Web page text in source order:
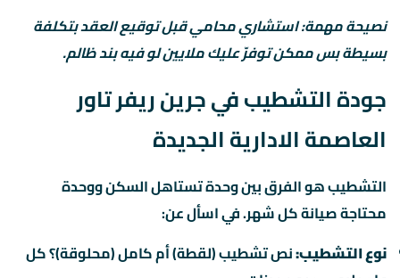
نصيحة مهمة: استشاري محامي قبل توقيع العقد بتكلفة
بسيطة بس ممكن توفرّ عليك ملايين لو فيه بند ظالم.
جودة التشطيب في جرين ريفر تاور
العاصمة الادارية الجديدة
التشطيب هو الفرق بين وحدة تستاهل السكن ووحدة
محتاجة صيانة كل شهر. في اسأل عن:
نوع التشطيب:نص تشطيب (لقطة) أم كامل (محلوقة)؟ كل